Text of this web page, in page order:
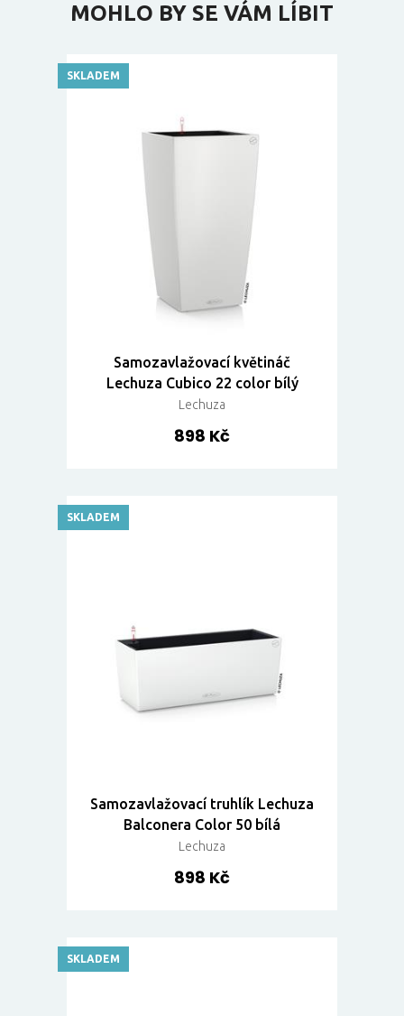
MOHLO BY SE VÁM LÍBIT
Samozavlažovací květináč
Lechuza Cubico 22 color bílý
Lechuza
898 Kč
SKLADEM
Samozavlažovací truhlík Lechuza
Balconera Color 50 bílá
Lechuza
898 Kč
SKLADEM
SKLADEM